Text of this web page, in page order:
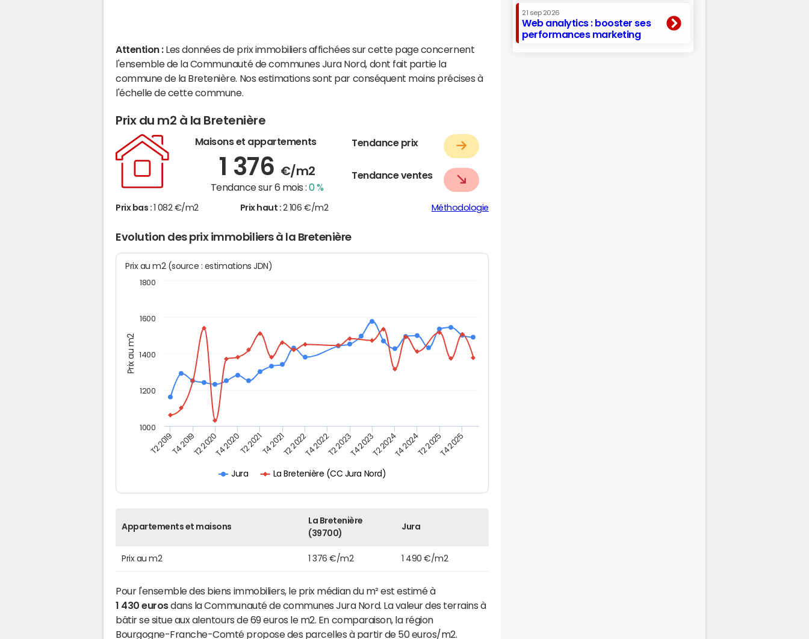
Attention : Les données de prix immobiliers affichées sur cette page concernent
l'ensemble de la Communauté de communes Jura Nord, dont fait partie la
commune de la Bretenière. Nos estimations sont par conséquent moins précises à
l'échelle de cette commune.
Prix du m2 à la Bretenière
Maisons et appartements
1 376 €/m2
Tendance sur 6 mois :0 %
Tendance prix
Tendance ventes
Prix bas : 1 082 €/m2 Prix haut : 2 106 €/m2 Méthodologie
Evolution des prix immobiliers à la Bretenière
Prix au m2
Prix au m2 (source : estimations JDN)
Jura La Bretenière (CC Jura Nord)
T2 2019T4 2019T2 2020T4 2020T2 2021T4 2021T2 2022T4 2022T2 2023T4 2023T2 2024T4 2024T2 2025T4 2025
1000
1200
1400
1600
1800
Appartements et maisons
La Bretenière
(39700)
Jura
Prix au m2 1 376 €/m2 1 490 €/m2
Pour l'ensemble des biens immobiliers, le prix médian du m² est estimé à
1 430 eurosdans la Communauté de communes Jura Nord. La valeur des terrains à
bâtir se situe aux alentours de 69 euros le m2. En comparaison, la région
Bourgogne-Franche-Comté propose des parcelles à partir de 50 euros/m2.
21 sep 2026
Web analytics : booster ses
performances marketing